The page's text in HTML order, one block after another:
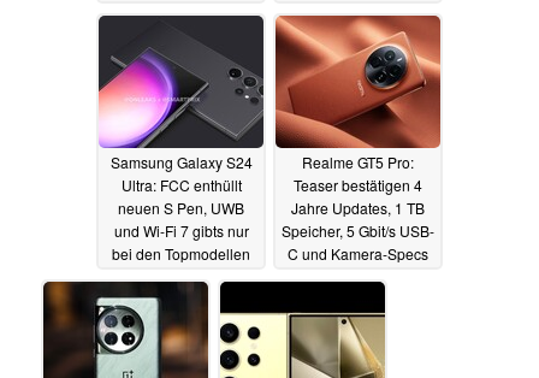
04.12.2023
04.12.2023
Samsung Galaxy S24
Ultra: FCC enthüllt
neuen S Pen, UWB
und Wi-Fi 7 gibts nur
bei den Topmodellen
04.12.2023
Realme GT5 Pro:
Teaser bestätigen 4
Jahre Updates, 1 TB
Speicher, 5 Gbit/s USB-
C und Kamera-Specs
04.12.2023